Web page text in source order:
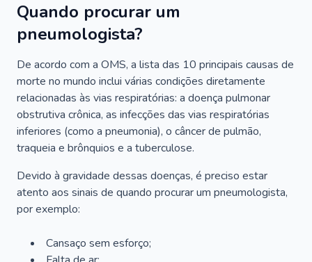
Quando procurar um
pneumologista?
De acordo com a OMS, a lista das 10 principais causas de
morte no mundo inclui várias condições diretamente
relacionadas às vias respiratórias: a doença pulmonar
obstrutiva crônica, as infecções das vias respiratórias
inferiores (como a pneumonia), o câncer de pulmão,
traqueia e brônquios e a tuberculose.
Devido à gravidade dessas doenças, é preciso estar
atento aos sinais de quando procurar um pneumologista,
por exemplo:
Cansaço sem esforço;